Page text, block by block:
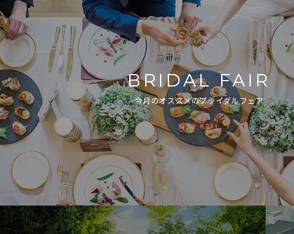
BRIDAL FAIR
今月のオススメのブライダルフェア
VIEW MORE